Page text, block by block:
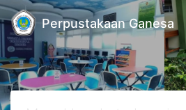
Perpustakaan Ganesa